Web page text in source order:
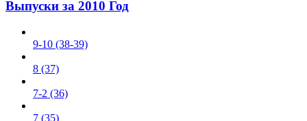
Выпуски за 2010 Год
9-10 (38-39)
8 (37)
7-2 (36)
7 (35)